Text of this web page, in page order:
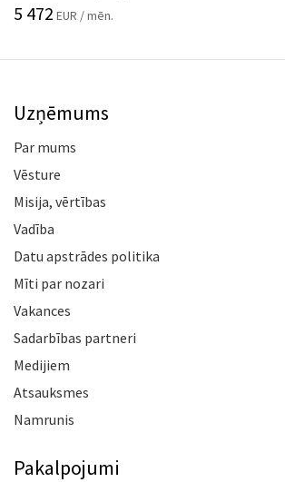
5 472 EUR / mēn.
Uzņēmums
Par mums
Vēsture
Misija, vērtības
Vadība
Datu apstrādes politika
Mīti par nozari
Vakances
Sadarbības partneri
Medijiem
Atsauksmes
Namrunis
Pakalpojumi